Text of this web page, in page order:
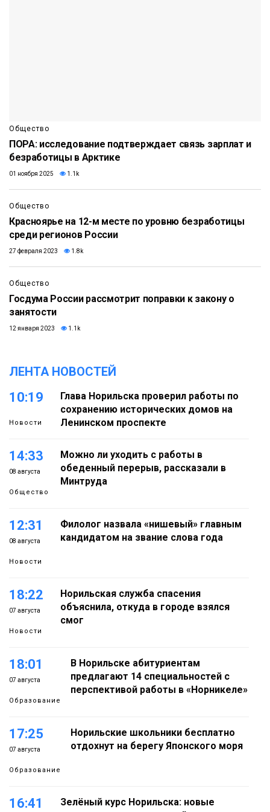
Общество
ПОРА: исследование подтверждает связь зарплат и
безработицы в Арктике
01 ноября 2025 1.1k
Общество
Красноярье на 12-м месте по уровню безработицы
среди регионов России
27 февраля 2023 1.8k
Общество
Госдума России рассмотрит поправки к закону о
занятости
12 января 2023 1.1k
ЛЕНТА НОВОСТЕЙ
10:19
Новости
Глава Норильска проверил работы по
сохранению исторических домов на
Ленинском проспекте
14:33
08 августа
Общество
Можно ли уходить с работы в
обеденный перерыв, рассказали в
Минтруда
12:31
08 августа
Новости
Филолог назвала «нишевый» главным
кандидатом на звание слова года
18:22
07 августа
Новости
Норильская служба спасения
объяснила, откуда в городе взялся
смог
18:01
07 августа
Образование
В Норильске абитуриентам
предлагают 14 специальностей с
перспективой работы в «Норникеле»
17:25
07 августа
Образование
Норильские школьники бесплатно
отдохнут на берегу Японского моря
16:41
Зелёный курс Норильска: новые